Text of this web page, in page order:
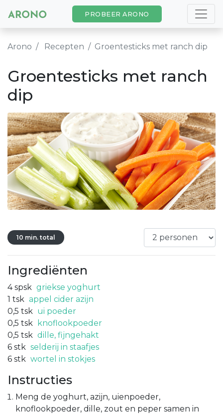
PROBEER ARONO
Arono Recepten Groentesticks met ranch dip
Groentesticks met ranch
dip
10 min. total
Ingrediënten
4 spsk griekse yoghurt
1 tsk appel cider azijn
0,5 tsk ui poeder
0,5 tsk
knoflookpoeder
0,5 tsk dille, fijngehakt
6 stk selderij in staafjes
6 stk wortel in stokjes
Instructies
Meng de yoghurt, azijn, uienpoeder,
knoflookpoeder, dille, zout en peper samen in